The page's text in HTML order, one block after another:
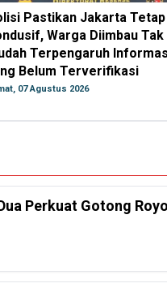
Pastikan Jakarta Tetap
Warga Diimbau Tak
Terpengaruh
Belum Terverifikasi
07 Agustus 2026
Perkuat Gotong